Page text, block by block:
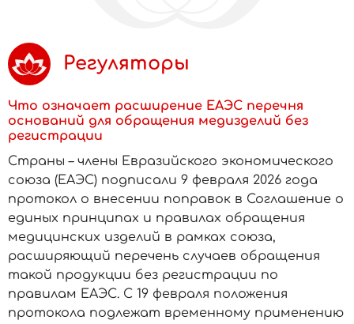
Регуляторы
Что означает расширение ЕАЭС перечня
оснований для обращения медизделий без
регистрации
Страны – члены Евразийского экономического
союза (ЕАЭС) подписали 9 февраля 2026 года
протокол о внесении поправок в Соглашение о
единых принципах и правилах обращения
медицинских изделий в рамках союза,
расширяющий перечень случаев обращения
такой продукции без регистрации по
правилам ЕАЭС. С 19 февраля положения
протокола подлежат временному применению